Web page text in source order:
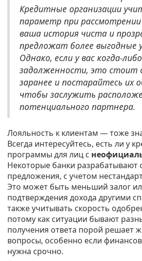
Кредитные организации
параметр при рассмотрении
ваша история чиста и
предложат более выгодные
Однако, если у вас когда-
задолженности, это
заранее и постарайтесь их
чтобы заслужить
потенциального партнера.
Лояльность к клиентам — тоже
Всегда интересуйтесь, есть ли у
программы для лиц с
Некоторые банки разрабатывают
предложения, с учетом
Это может быть меньший залог
подтверждения дохода другими
также учитывать скорость
потому как ситуации бывают
получения ответа порой решает
вопросы, особенно если
нужна срочно.